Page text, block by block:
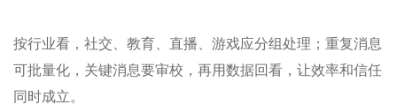
按行业看，社交、教育、直播、游戏应分组处理；重复消息
可批量化，关键消息要审校，再用数据回看，让效率和信任
同时成立。